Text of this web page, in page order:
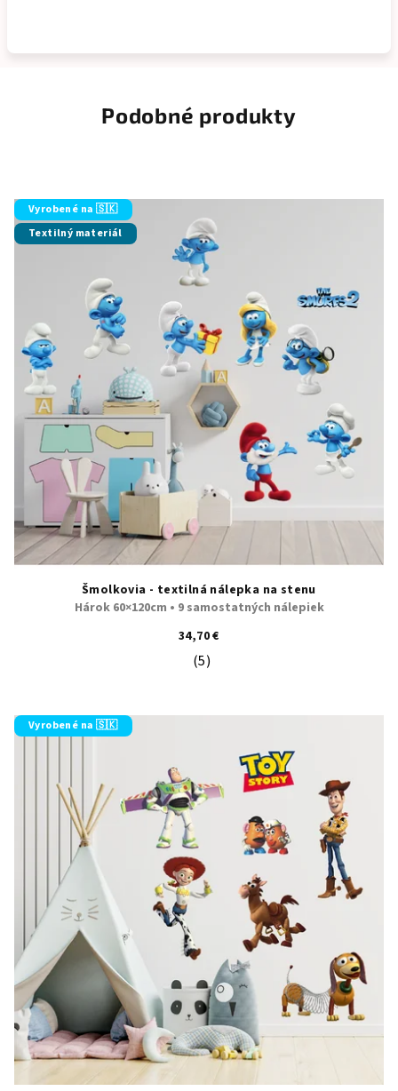
Podobné produkty
Vyrobené na 🇸🇰
Textilný materiál
Šmolkovia - textilná nálepka na stenu
Hárok 60×120cm • 9 samostatných nálepiek
34,70 €
Priemerné hodnotenie produktu
(5)
Vyrobené na 🇸🇰